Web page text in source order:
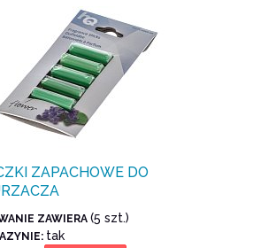
ZAPACHOWE DO
ZAWIERA(5 szt.)
tak